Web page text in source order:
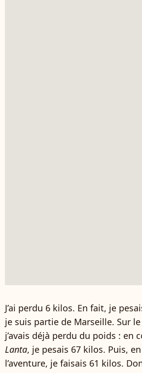
J’ai perdu 6 kilos. En fait, je
je suis partie de Marseille. Sur
j’avais déjà perdu du poids : en
Lanta, je pesais 67 kilos. Puis,
l’aventure, je faisais 61 kilos.